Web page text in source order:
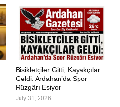
Bisikletçiler Gitti, Kayakçılar
Geldi: Ardahan’da Spor
Rüzgârı Esiyor
July 31, 2026